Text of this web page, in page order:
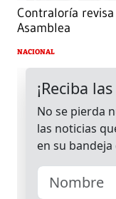
Contraloría
Asamblea
NACIONAL